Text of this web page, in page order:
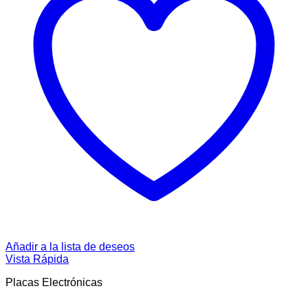
Añadir a la lista de deseos
Vista Rápida
Placas Electrónicas